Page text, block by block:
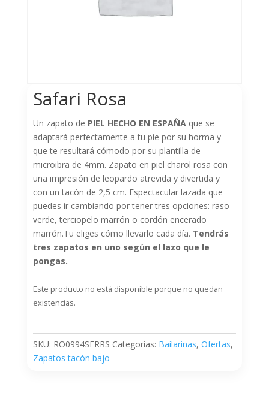
Safari Rosa
Un zapato de PIEL HECHO EN ESPAÑAque se
adaptará perfectamente a tu pie por su horma y
que te resultará cómodo por su plantilla de
microibra de 4mm. Zapato en piel charol rosa con
una impresión de leopardo atrevida y divertida y
con un tacón de 2,5 cm. Espectacular lazada que
puedes ir cambiando por tener tres opciones: raso
verde, terciopelo marrón o cordón encerado
marrón.Tu eliges cómo llevarlo cada día. Tendrás
tres zapatos en uno según el lazo que le
pongas.
Este producto no está disponible porque no quedan
existencias.
SKU: RO0994SFRRS Categorías: Bailarinas, Ofertas,
Zapatos tacón bajo